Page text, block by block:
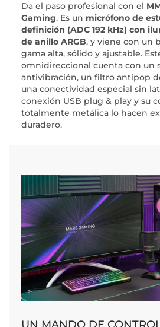
Da el paso profesional con el
Gaming. Es un micrófono de
definición (ADC 192 kHz) con
de anillo ARGB, y viene con un
gama alta, sólido y ajustable.
omnidireccional cuenta con un
antivibración, un filtro antipop
una conectividad especial sin
conexión USB plug & play y su
totalmente metálica lo hacen
duradero.